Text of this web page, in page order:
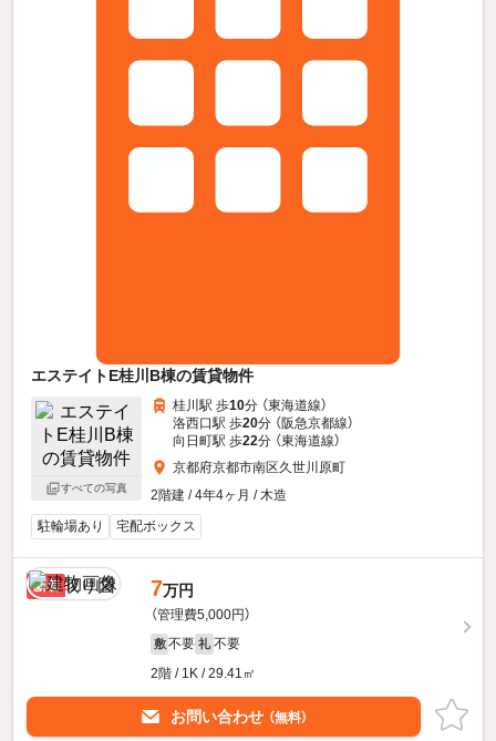
エステイトE桂川B棟の賃貸物件
すべての写真
桂川駅 歩10分 （東海道線）
洛西口駅 歩20分 （阪急京都線）
向日町駅 歩22分 （東海道線）
京都府京都市南区久世川原町
2階建 / 4年4ヶ月 / 木造
駐輪場あり
宅配ボックス
新着 7万円
（管理費5,000円）
敷 不要 礼 不要
2階 / 1K / 29.41㎡
お問い合わせ （無料）